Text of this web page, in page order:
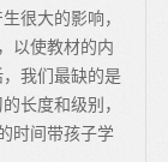
很大的影响，
以使教材的内
我们最缺的是
长度和级别，
时间带孩子学